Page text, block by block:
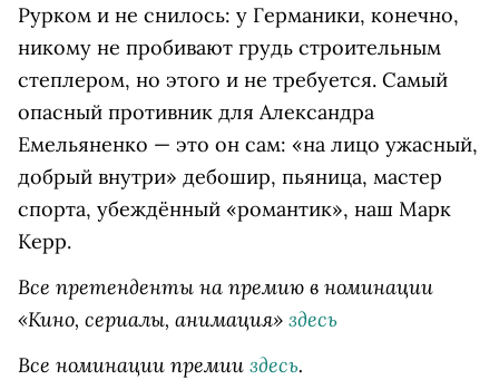
Рурком и не снилось: у Германики, конечно,
никому не пробивают грудь строительным
степлером, но этого и не требуется. Самый
опасный противник для Александра
Емельяненко — это он сам: «на лицо ужасный,
добрый внутри» дебошир, пьяница, мастер
спорта, убеждённый «романтик», наш Марк
Керр.
Все претенденты на премию в номинации
«Кино, сериалы, анимация» здесь
Все номинации премии здесь.